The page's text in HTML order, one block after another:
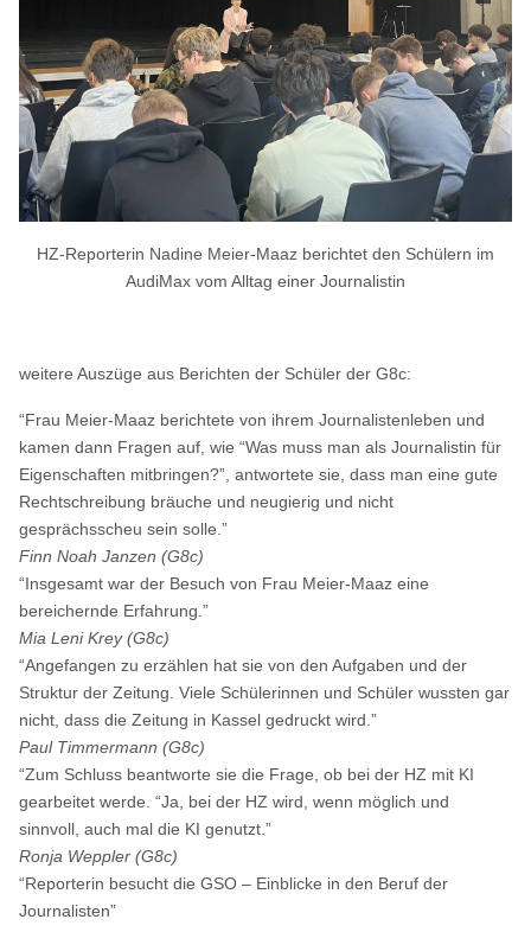
HZ-Reporterin Nadine Meier-Maaz berichtet den Schülern im
AudiMax vom Alltag einer Journalistin
weitere Auszüge aus Berichten der Schüler der G8c:
“Frau Meier-Maaz berichtete von ihrem Journalistenleben und
kamen dann Fragen auf, wie “Was muss man als Journalistin für
Eigenschaften mitbringen?”, antwortete sie, dass man eine gute
Rechtschreibung bräuche und neugierig und nicht
gesprächsscheu sein solle.”
Finn Noah Janzen (G8c)
“Insgesamt war der Besuch von Frau Meier-Maaz eine
bereichernde Erfahrung.”
Mia Leni Krey (G8c)
“Angefangen zu erzählen hat sie von den Aufgaben und der
Struktur der Zeitung. Viele Schülerinnen und Schüler wussten gar
nicht, dass die Zeitung in Kassel gedruckt wird.”
Paul Timmermann (G8c)
“Zum Schluss beantworte sie die Frage, ob bei der HZ mit KI
gearbeitet werde. “Ja, bei der HZ wird, wenn möglich und
sinnvoll, auch mal die KI genutzt.”
Ronja Weppler (G8c)
“Reporterin besucht die GSO – Einblicke in den Beruf der
Journalisten”